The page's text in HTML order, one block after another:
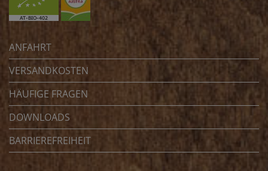
ANFAHRT
VERSANDKOSTEN
HÄUFIGE FRAGEN
DOWNLOADS
BARRIEREFREIHEIT